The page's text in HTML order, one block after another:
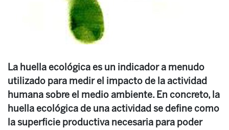
La huella ecológica es un indicador a menudo
utilizado para medir el impacto de la actividad
humana sobre el medio ambiente. En concreto, la
huella ecológica de una actividad se define como
la superficie productiva necesaria para poder